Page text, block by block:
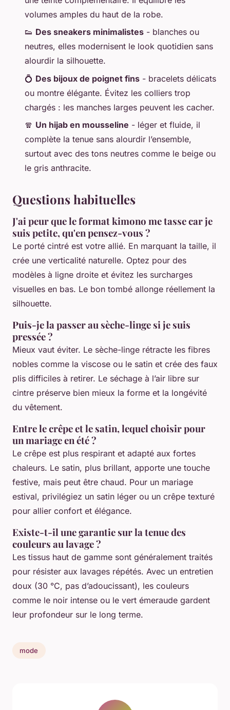
volumes amples du haut de la robe.
👟 Des sneakers minimalistes - blanches ou
neutres, elles modernisent le look quotidien sans
alourdir la silhouette.
💍 Des bijoux de poignet fins - bracelets délicats
ou montre élégante. Évitez les colliers trop
chargés : les manches larges peuvent les cacher.
🧣 Un hijab en mousseline - léger et fluide, il
complète la tenue sans alourdir l’ensemble,
surtout avec des tons neutres comme le beige ou
le gris anthracite.
Questions habituelles
J'ai peur que le format kimono me tasse car je
suis petite, qu'en pensez-vous ?
Le porté cintré est votre allié. En marquant la taille, il
crée une verticalité naturelle. Optez pour des
modèles à ligne droite et évitez les surcharges
visuelles en bas. Le bon tombé allonge réellement la
silhouette.
Puis-je la passer au sèche-linge si je suis
pressée ?
Mieux vaut éviter. Le sèche-linge rétracte les fibres
nobles comme la viscose ou le satin et crée des faux
plis difficiles à retirer. Le séchage à l’air libre sur
cintre préserve bien mieux la forme et la longévité
du vêtement.
Entre le crêpe et le satin, lequel choisir pour
un mariage en été ?
Le crêpe est plus respirant et adapté aux fortes
chaleurs. Le satin, plus brillant, apporte une touche
festive, mais peut être chaud. Pour un mariage
estival, privilégiez un satin léger ou un crêpe texturé
pour allier confort et élégance.
Existe-t-il une garantie sur la tenue des
couleurs au lavage ?
Les tissus haut de gamme sont généralement traités
pour résister aux lavages répétés. Avec un entretien
doux (30 °C, pas d’adoucissant), les couleurs
comme le noir intense ou le vert émeraude gardent
leur profondeur sur le long terme.
mode